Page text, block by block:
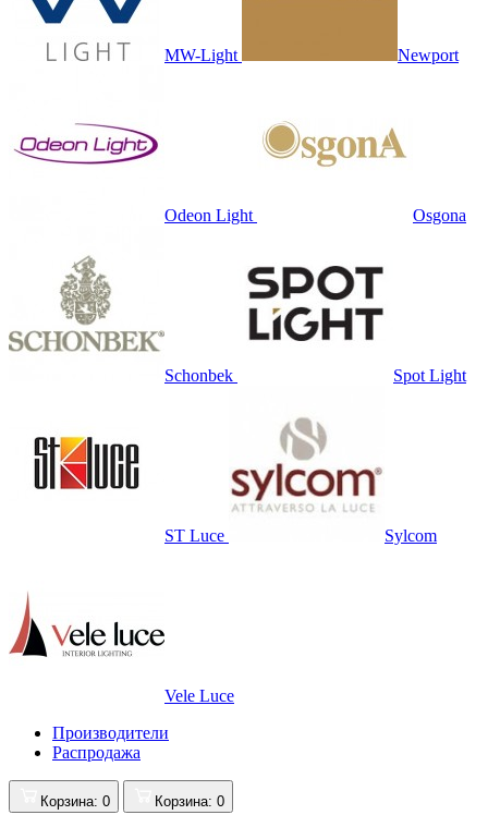
MW-Light Newport
Odeon Light Osgona
Schonbek Spot Light
ST Luce Sylcom
Vele Luce
Производители
Распродажа
Корзина: 0 Корзина: 0